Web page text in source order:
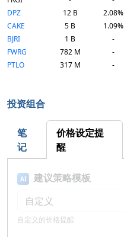
DPZ
12 B 2.08%
CAKE
5 B 1.09%
BJRI
1 B -
FWRG
782 M -
PTLO
317 M -
投资组合
笔
记
价格设定提
醒
AI 建议策略模板
自定义的价格提醒